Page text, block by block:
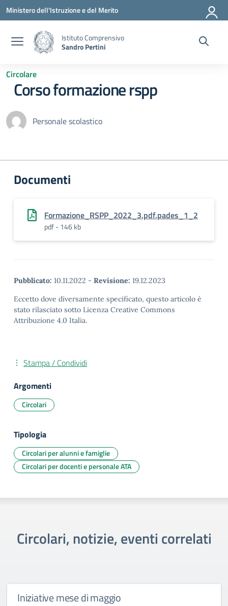
Vai ai contenuti
Vai al menu di navigazione
Vai al footer
Ministero dell'Istruzione e del Merito
Istituto Comprensivo
Sandro Pertini
Circolare
Corso formazione rspp
Personale scolastico
Documenti
Formazione_RSPP_2022_3.pdf.pades_1_2
pdf - 146 kb
Pubblicato: 10.11.2022 - Revisione: 19.12.2023
Eccetto dove diversamente specificato, questo articolo è
stato rilasciato sotto Licenza Creative Commons
Attribuzione 4.0 Italia.
Stampa / Condividi
Argomenti
Circolari
Tipologia
Circolari per alunni e famiglie
Circolari per docenti e personale ATA
Circolari, notizie, eventi correlati
Iniziative mese di maggio